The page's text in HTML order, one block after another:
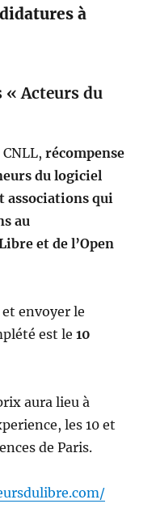
à
« Acteurs du
récompense
du logiciel
associations qui
au
et de l’Open
envoyer le
est le10
aura lieu à
les 10 et
de Paris.